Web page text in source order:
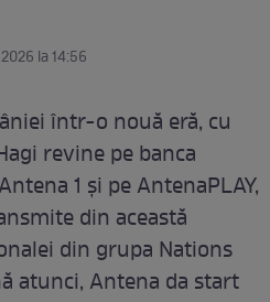
la 14:56
într-o nouă eră, cu
revine pe banca
1 şi pe AntenaPLAY,
din această
din grupa Nations
atunci, Antena da start